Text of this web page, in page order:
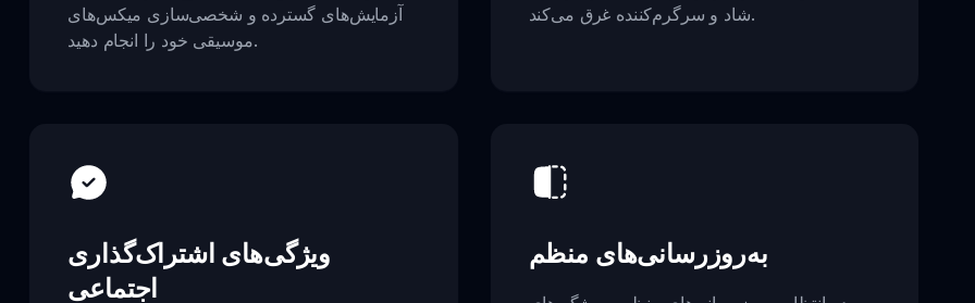
آزمایش‌های گسترده و شخصی‌سازی میکس‌های
موسیقی خود را انجام دهید.
شاد و سرگرم‌کننده غرق می‌کند.
ویژگی‌های اشتراک‌گذاری
اجتماعی
به‌روزرسانی‌های منظم